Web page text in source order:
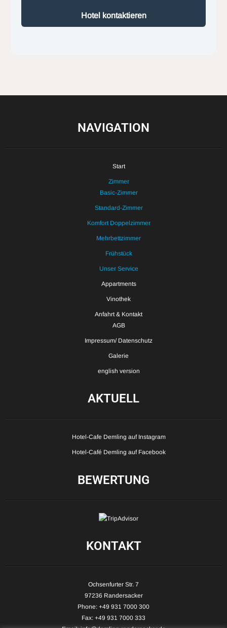
Hotel kontaktieren
NAVIGATION
Start
Zimmer
Basic-Zimmer
Standard-Zimmer
Komfort Doppelzimmer
Mehrbettzimmer
Frühstück
Unser Service
Appartments
Vinothek
Anfahrt & Kontakt
AGB
Impressum/ Datenschutz
Galerie
english version
AKTUELL
Hotel-Cafe Demling auf Instagram
Hotel-Café Demling auf Facebook
BEWERTUNG
KONTAKT
Ochsenfurter Str. 7
97236 Randersacker
Phone: +49 931 7000 300
Fax: +49 931 7000 333